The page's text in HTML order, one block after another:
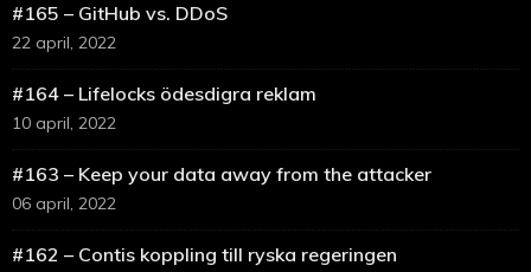
#165 – GitHub vs. DDoS
22 april, 2022
#164 – Lifelocks ödesdigra reklam
10 april, 2022
#163 – Keep your data away from the attacker
06 april, 2022
#162 – Contis koppling till ryska regeringen